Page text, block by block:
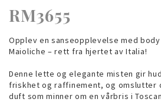
RM3655
Opplev en sanseopplevelse med body
Maioliche – rett fra hjertet av Italia!
Denne lette og elegante misten gir
friskhet og raffinement, og omslutter
duft som minner om en vårbris i